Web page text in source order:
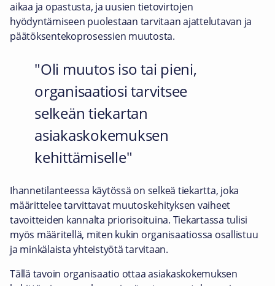
aikaa ja opastusta, ja uusien tietovirtojen
hyödyntämiseen puolestaan tarvitaan ajattelutavan ja
päätöksentekoprosessien muutosta.
Oli muutos iso tai pieni,
organisaatiosi tarvitsee
selkeän tiekartan
asiakaskokemuksen
kehittämiselle
Ihannetilanteessa käytössä on selkeä tiekartta, joka
määrittelee tarvittavat muutoskehityksen vaiheet
tavoitteiden kannalta priorisoituina. Tiekartassa tulisi
myös määritellä, miten kukin organisaatiossa osallistuu
ja minkälaista yhteistyötä tarvitaan.
Tällä tavoin organisaatio ottaa asiakaskokemuksen